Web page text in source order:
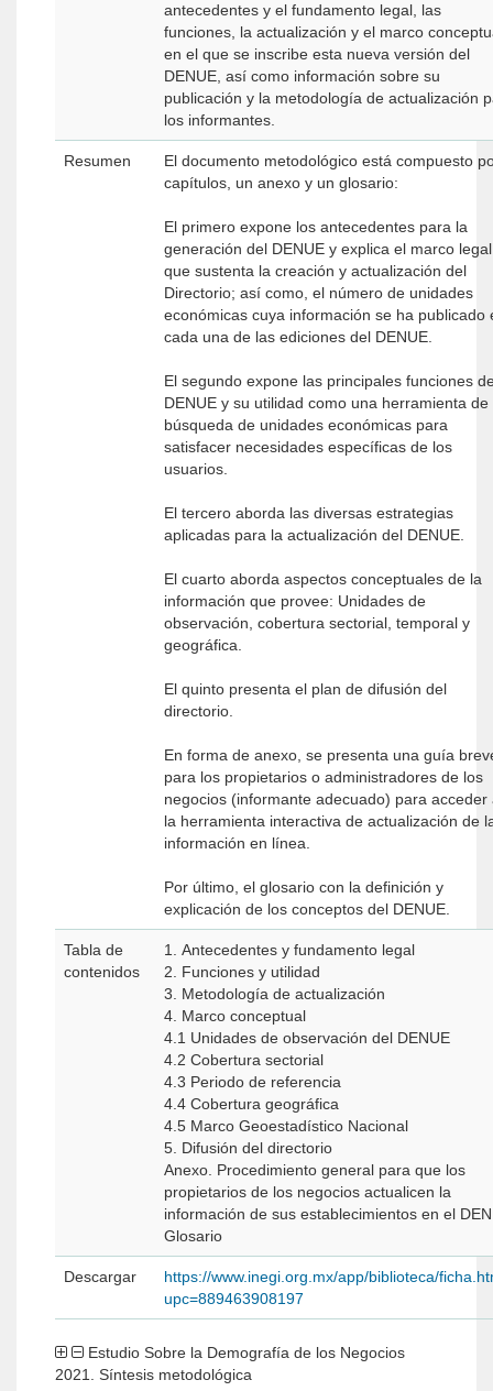
antecedentes y el fundamento legal, las
funciones, la actualización y el marco
en el que se inscribe esta nueva versión del
DENUE, así como información sobre su
publicación y la metodología de actualización
los informantes.
Resumen
El documento metodológico está compuesto
capítulos, un anexo y un glosario:
El primero expone los antecedentes para la
generación del DENUE y explica el marco legal
que sustenta la creación y actualización del
Directorio; así como, el número de unidades
económicas cuya información se ha publicado
cada una de las ediciones del DENUE.
El segundo expone las principales funciones
DENUE y su utilidad como una herramienta de
búsqueda de unidades económicas para
satisfacer necesidades específicas de los
usuarios.
El tercero aborda las diversas estrategias
aplicadas para la actualización del DENUE.
El cuarto aborda aspectos conceptuales de la
información que provee: Unidades de
observación, cobertura sectorial, temporal y
geográfica.
El quinto presenta el plan de difusión del
directorio.
En forma de anexo, se presenta una guía
para los propietarios o administradores de los
negocios (informante adecuado) para acceder
la herramienta interactiva de actualización de
información en línea.
Por último, el glosario con la definición y
explicación de los conceptos del DENUE.
Tabla de
contenidos
1. Antecedentes y fundamento legal
2. Funciones y utilidad
3. Metodología de actualización
4. Marco conceptual
4.1 Unidades de observación del DENUE
4.2 Cobertura sectorial
4.3 Periodo de referencia
4.4 Cobertura geográfica
4.5 Marco Geoestadístico Nacional
5. Difusión del directorio
Anexo. Procedimiento general para que los
propietarios de los negocios actualicen la
información de sus establecimientos en el
Glosario
Descargar
https://www.inegi.org.mx/app/biblioteca/
upc=889463908197
2021. Síntesis metodológica